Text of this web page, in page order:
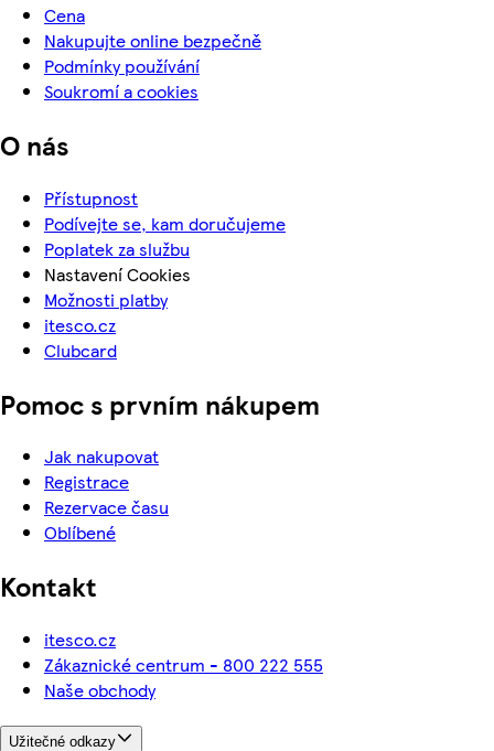
Cena
Nakupujte online bezpečně
Podmínky používání
Soukromí a cookies
O nás
Přístupnost
Podívejte se, kam doručujeme
Poplatek za službu
Nastavení Cookies
Možnosti platby
itesco.cz
Clubcard
Pomoc s prvním nákupem
Jak nakupovat
Registrace
Rezervace času
Oblíbené
Kontakt
itesco.cz
Zákaznické centrum - 800 222 555
Naše obchody
Užitečné odkazy